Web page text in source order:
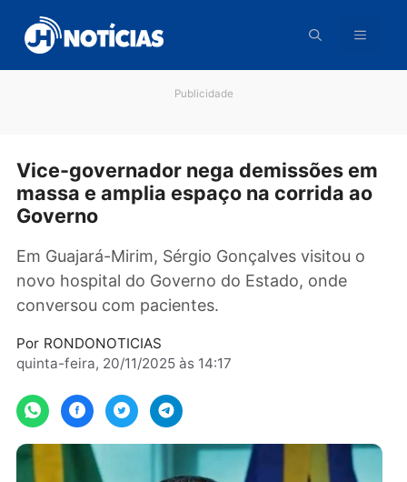
para
conteúdo
Vice-governador nega demissões
massa e amplia espaço na corrida
Em Guajará-Mirim, Sérgio Gonçalves visitou o
novo hospital do Governo do Estado, onde
conversou com pacientes.
quinta-feira, 20/11/2025 às 14:17